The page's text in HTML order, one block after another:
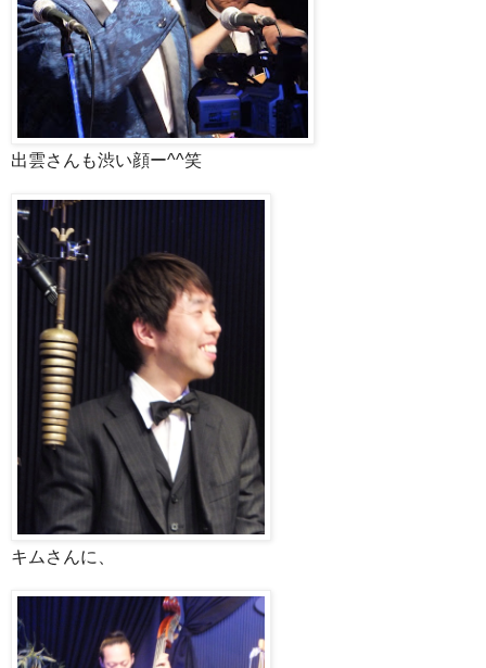
出雲さんも渋い顔ー^^笑
キムさんに、